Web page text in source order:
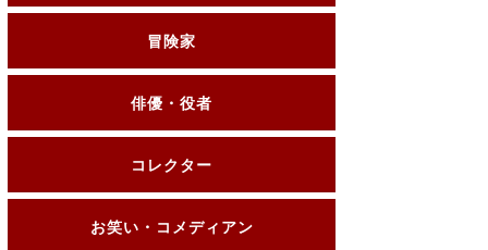
冒険家
俳優・役者
コレクター
お笑い・コメディアン